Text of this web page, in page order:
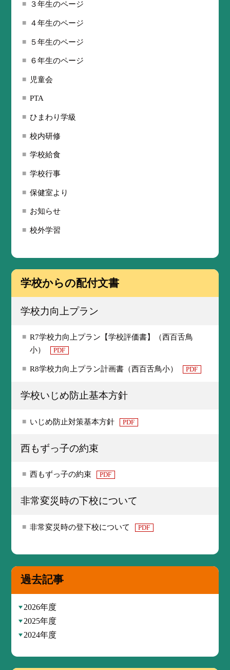
３年生のページ
４年生のページ
５年生のページ
６年生のページ
児童会
PTA
ひまわり学級
校内研修
学校給食
学校行事
保健室より
お知らせ
校外学習
学校からの配付文書
学校力向上プラン
R7学校力向上プラン【学校評価書】（西百舌鳥
小）
PDF
R8学校力向上プラン計画書（西百舌鳥小） PDF
学校いじめ防止基本方針
いじめ防止対策基本方針 PDF
西もずっ子の約束
西もずっ子の約束 PDF
非常変災時の下校について
非常変災時の登下校について PDF
過去記事
2026年度
2025年度
2024年度